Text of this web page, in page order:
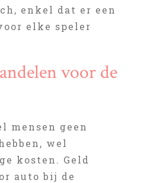
enkel dat er een
elke speler
voor de
mensen geen
wel
kosten. Geld
auto bij de